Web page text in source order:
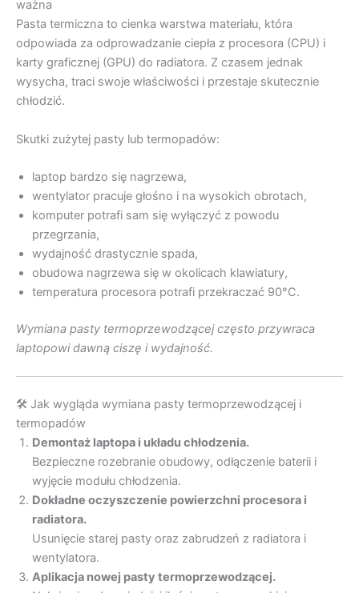
ważna
Pasta termiczna to cienka warstwa materiału, która
odpowiada za odprowadzanie ciepła z procesora (CPU) i
karty graficznej (GPU) do radiatora. Z czasem jednak
wysycha, traci swoje właściwości i przestaje skutecznie
chłodzić.
Skutki zużytej pasty lub termopadów:
laptop bardzo się nagrzewa,
wentylator pracuje głośno i na wysokich obrotach,
komputer potrafi sam się wyłączyć z powodu
przegrzania,
wydajność drastycznie spada,
obudowa nagrzewa się w okolicach klawiatury,
temperatura procesora potrafi przekraczać 90°C.
Wymiana pasty termoprzewodzącej często przywraca
laptopowi dawną ciszę i wydajność.
🛠 Jak wygląda wymiana pasty termoprzewodzącej i
termopadów
Demontaż laptopa i układu chłodzenia.
Bezpieczne rozebranie obudowy, odłączenie baterii i
wyjęcie modułu chłodzenia.
Dokładne oczyszczenie powierzchni procesora i
radiatora.
Usunięcie starej pasty oraz zabrudzeń z radiatora i
wentylatora.
Aplikacja nowej pasty termoprzewodzącej.